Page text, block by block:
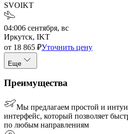
SVOIKT
04:006 сентября, вс
Иркутск, IKT
от 18 865 ₽Уточнить цену
Еще
Преимущества
Мы предлагаем простой и
интерфейс, который позволяет
по любым направлениям